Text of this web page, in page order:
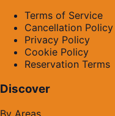
Terms of Service
Cancellation Policy
Privacy Policy
Cookie Policy
Reservation Terms
Discover
By Areas